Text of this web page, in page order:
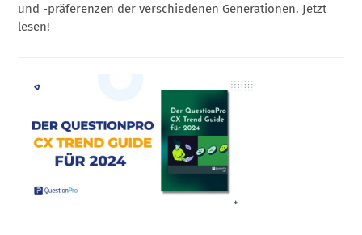
und -präferenzen der verschiedenen Generationen. Jetzt
lesen!